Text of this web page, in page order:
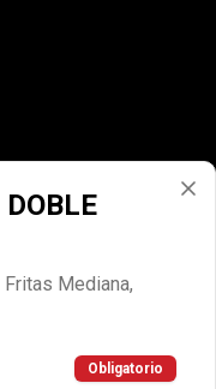
Mediana,
Obligatorio